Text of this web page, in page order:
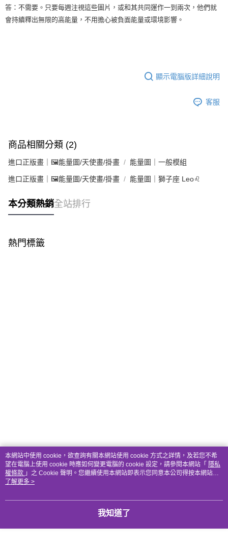
答：不需要。只要每週注視這些圖片，或和其共同運作一到兩次，他們就
會持續釋出無限的高能量，不用擔心被負面能量或環境影響。
顯示電腦版詳細說明
客服
商品相關分類 (2)
進口正版畫｜🖼️能量圖/天使畫/掛畫 能量圖｜一般模組
進口正版畫｜🖼️能量圖/天使畫/掛畫 能量圖｜獅子座 Leo♌
本分類熱銷全站排行
熱門標籤
本網站中使用 cookie，欲查詢有關本網站使用 cookie 方式之詳情，及若您不希
望在電腦上使用 cookie 時應如何變更電腦的 cookie 設定，請參閱本網站「 隱私
權條款 」之 Cookie 聲明。您繼續使用本網站即表示您同意本公司得按本網站使
用條款之 Cookie 聲明使用 cookie。
了解更多 >
我知道了